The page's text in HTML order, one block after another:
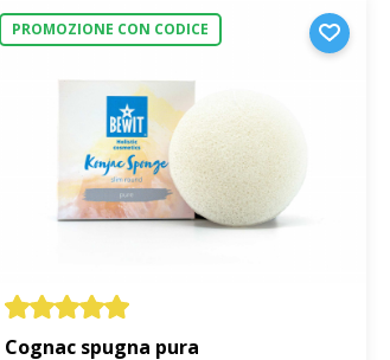
PROMOZIONE CON CODICE
Cognac spugna pura